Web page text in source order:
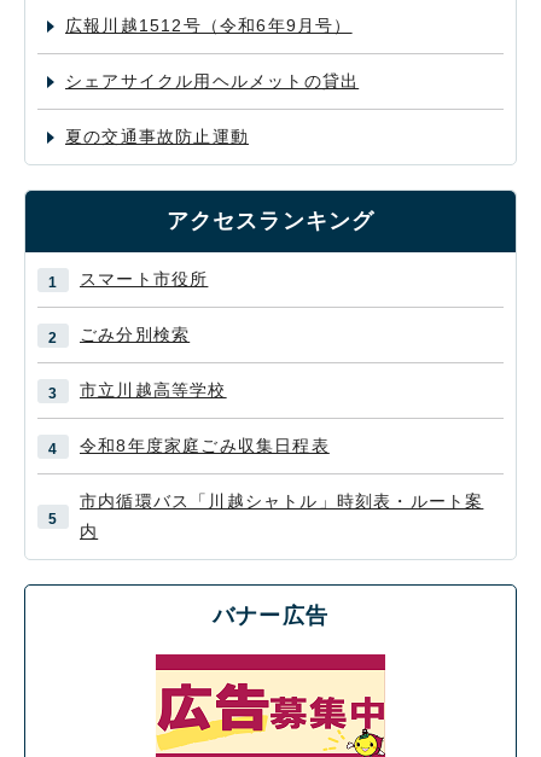
広報川越1512号（令和6年9月号）
シェアサイクル用ヘルメットの貸出
夏の交通事故防止運動
アクセスランキング
スマート市役所
ごみ分別検索
市立川越高等学校
令和8年度家庭ごみ収集日程表
市内循環バス「川越シャトル」時刻表・ルート案
内
バナー広告